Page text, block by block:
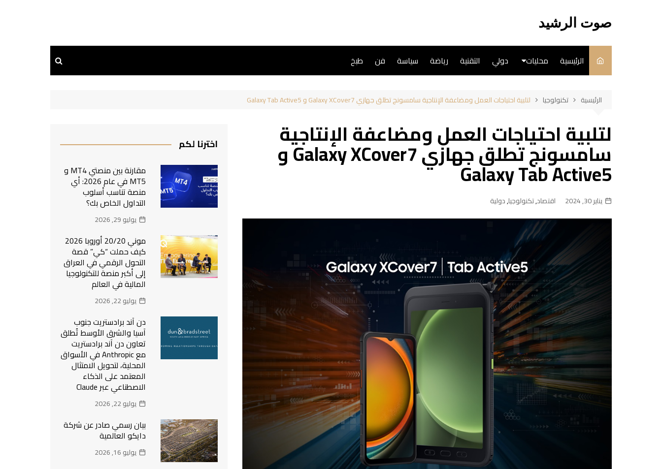
صوت الرشيد
الرئيسية محليات
طبخ
دولي التقنية رياضة سياسة فن طبخ
الرئيسية تكنولوجيا لتلبية احتياجات العمل ومضاعفة الإنتاجية سامسونج تطلق جهازي Galaxy XCover7 و Galaxy Tab Active5
لتلبية احتياجات العمل ومضاعفة الإنتاجية
سامسونج تطلق جهازي Galaxy XCover7 و
Galaxy Tab Active5
يناير 30, 2024 اقتصاد,تكنولوجيا,دولية
اخترنا لكم
مقارنة بين منصتي MT4 و
MT5 في عام 2026: أي
منصة تناسب أسلوب
التداول الخاص بك؟
يوليو 29, 2026
موني 20/20 أوروبا 2026
كيف حملت “كي” قصة
التحول الرقمي في العراق
إلى أكبر منصة للتكنولوجيا
المالية في العالم
يوليو 22, 2026
دن آند برادستريت جنوب
آسيا والشرق الأوسط تُطلق
تعاون دن آند برادستريت
مع Anthropic في الأسواق
المحلية، لتحويل الامتثال
المعتمد على الذكاء
الاصطناعي عبر Claude
يوليو 22, 2026
بيان رسمي صادر عن شركة
دايكو العالمية
يوليو 16, 2026